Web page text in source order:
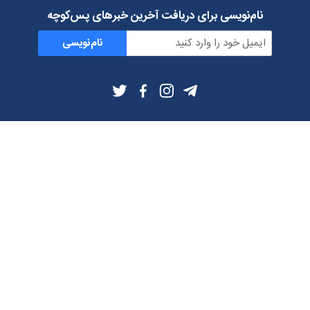
نام‌نویسی برای دریافت آخرین خبرهای پس‌کوچه
نام‌نویسی